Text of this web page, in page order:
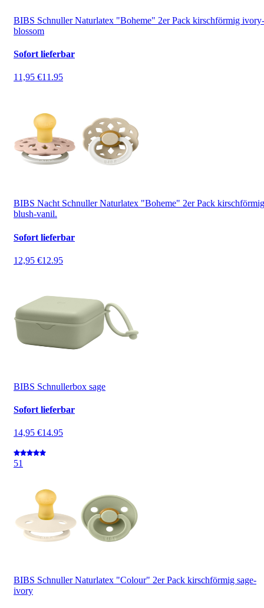
BIBS Schnuller Naturlatex "Boheme" 2er Pack kirschförmig ivory-
blossom
Sofort lieferbar
11,95 €11.95
BIBS Nacht Schnuller Naturlatex "Boheme" 2er Pack kirschförmig
blush-vanil.
Sofort lieferbar
12,95 €12.95
BIBS Schnullerbox sage
Sofort lieferbar
14,95 €14.95
51
BIBS Schnuller Naturlatex "Colour" 2er Pack kirschförmig sage-
ivory